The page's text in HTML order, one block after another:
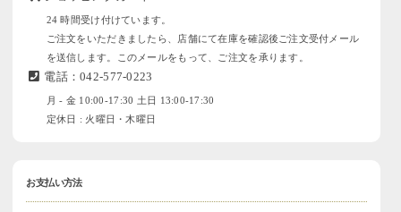
24 時間受け付けています。
ご注文をいただきましたら、店舗にて在庫を確認後ご注文受付メール
を送信します。このメールをもって、ご注文を承ります。
電話：042-577-0223
月 - 金 10:00-17:30 土日 13:00-17:30
定休日 : 火曜日・木曜日
お支払い方法